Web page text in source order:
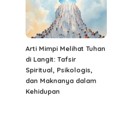
Arti Mimpi Melihat Tuhan
di Langit: Tafsir
Spiritual, Psikologis,
dan Maknanya dalam
Kehidupan